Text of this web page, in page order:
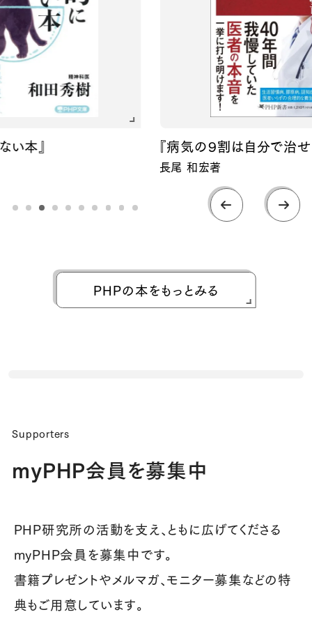
PHPの本をもっとみる
『病気の９割は自分で治せる！』
Supporters
myPHP会員を募集中
PHP研究所の活動を支え、ともに広げてくださる
myPHP会員を募集中です。
書籍プレゼントやメルマガ、モニター募集などの特
典もご用意しています。